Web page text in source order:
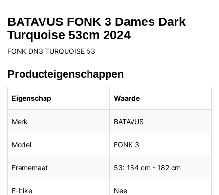
BATAVUS FONK 3 Dames Dark
Turquoise 53cm 2024
FONK DN3 TURQUOISE 53
Producteigenschappen
Eigenschap Waarde
Merk BATAVUS
Model FONK 3
Framemaat 53: 164 cm - 182 cm
E-bike Nee